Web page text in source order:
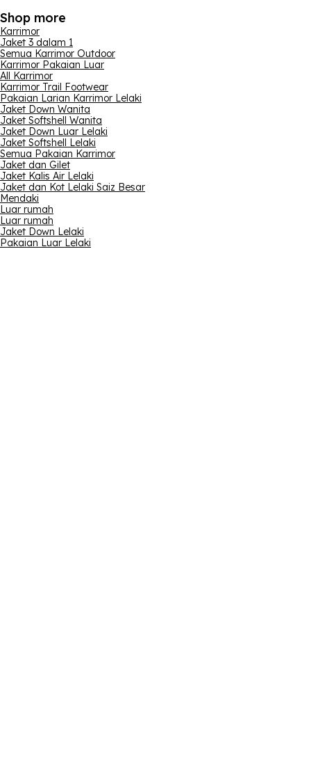
Shop more
Karrimor
Jaket 3 dalam 1
Semua Karrimor Outdoor
Karrimor Pakaian Luar
All Karrimor
Karrimor Trail Footwear
Pakaian Larian Karrimor Lelaki
Jaket Down Wanita
Jaket Softshell Wanita
Jaket Down Luar Lelaki
Jaket Softshell Lelaki
Semua Pakaian Karrimor
Jaket dan Gilet
Jaket Kalis Air Lelaki
Jaket dan Kot Lelaki Saiz Besar
Mendaki
Luar rumah
Luar rumah
Jaket Down Lelaki
Pakaian Luar Lelaki